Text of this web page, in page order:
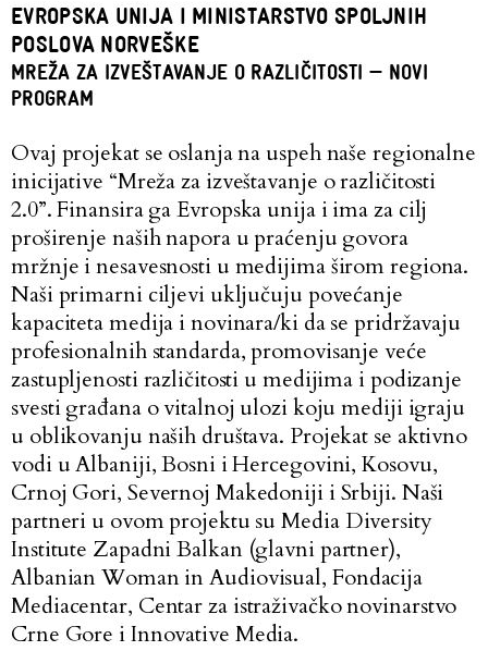
EVROPSKA UNIJA I MINISTARSTVO SPOLJNIH
POSLOVA NORVEŠKE
MREŽA ZA IZVEŠTAVANJE O RAZLIČITOSTI — NOVI
PROGRAM
Ovaj projekat se oslanja na uspeh naše regionalne
inicijative “Mreža za izveštavanje o različitosti
2.0”. Finansira ga Evropska unija i ima za cilj
proširenje naših napora u praćenju govora
mržnje i nesavesnosti u medijima širom regiona.
Naši primarni ciljevi uključuju povećanje
kapaciteta medija i novinara/ki da se pridržavaju
profesionalnih standarda, promovisanje veće
zastupljenosti različitosti u medijima i podizanje
svesti građana o vitalnoj ulozi koju mediji igraju
u oblikovanju naših društava. Projekat se aktivno
vodi u Albaniji, Bosni i Hercegovini, Kosovu,
Crnoj Gori, Severnoj Makedoniji i Srbiji. Naši
partneri u ovom projektu suMedia Diversity
Institute Zapadni Balkan(glavni partner),
Albanian Woman in Audiovisual, Fondacija
Mediacentar, Centar za istraživačko novinarstvo
Crne Gore iInnovative Media.